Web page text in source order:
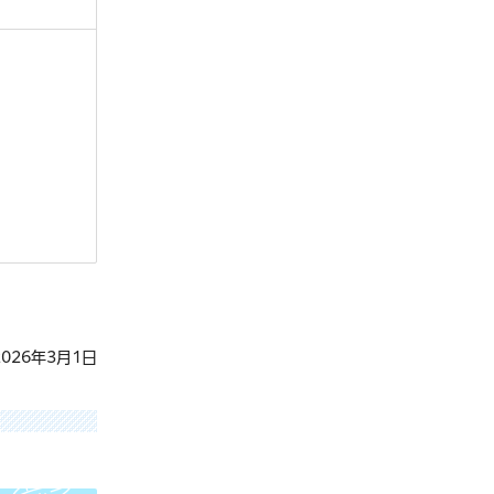
年3月1日